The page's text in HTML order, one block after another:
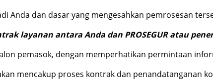
Anda dan dasar yang mengesahkan pemrosesan
layanan antara Anda dan PROSEGUR atau
pemasok, dengan memperhatikan permintaan
mencakup proses kontrak dan penandatanganan